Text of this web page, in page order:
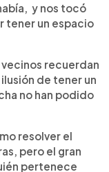
y nos tocó
tener un espacio
vecinos recuerdan
de tener un
no han podido
resolver el
pero el gran
pertenece